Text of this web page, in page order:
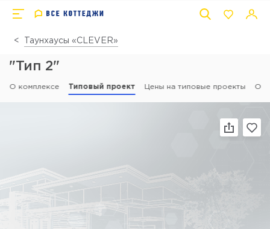
Таунхаусы «CLEVER»
"Тип 2"
О комплексе Типовый проект Цены на типовые проекты